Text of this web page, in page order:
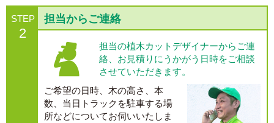
STEP
2
担当からご連絡
担当の植木カットデザイナーからご連
絡、お見積りにうかがう日時をご相談
させていただきます。
ご希望の日時、木の高さ、本
数、当日トラックを駐車する場
所などについてお伺いいたしま